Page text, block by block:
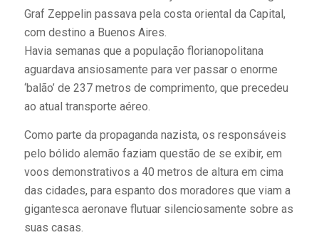
Graf Zeppelin passava pela costa oriental da Capital,
com destino a Buenos Aires.
Havia semanas que a população florianopolitana
aguardava ansiosamente para ver passar o enorme
‘balão’ de 237 metros de comprimento, que precedeu
ao atual transporte aéreo.
Como parte da propaganda nazista, os responsáveis
pelo bólido alemão faziam questão de se exibir, em
voos demonstrativos a 40 metros de altura em cima
das cidades, para espanto dos moradores que viam a
gigantesca aeronave flutuar silenciosamente sobre as
suas casas.